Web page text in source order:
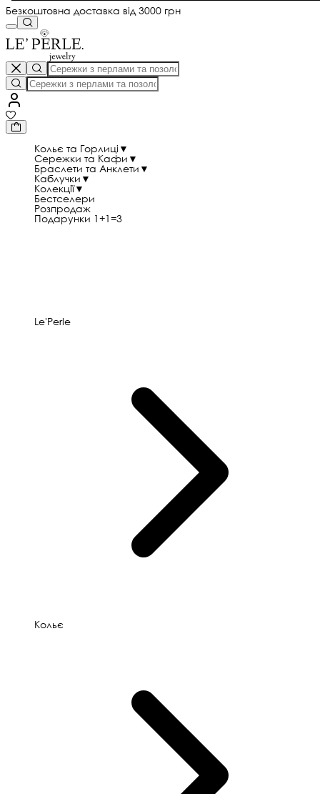
Безкоштовна доставка від 3000 грн
Кольє та Горлиці ▼
Сережки та Кафи ▼
Браслети та Анклети ▼
Каблучки ▼
Колекції▼
Бестселери
Розпродаж
Подарунки 1+1=3
Le'Perle
Кольє